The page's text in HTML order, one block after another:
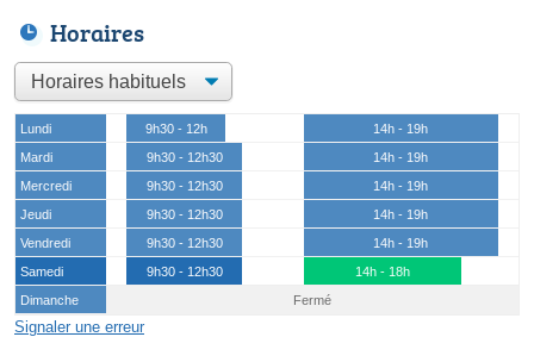
Horaires
Lundi 9h30 - 12h
14h - 19h
Mardi
9h30 - 12h30
14h - 19h
Mercredi
9h30 - 12h30
14h - 19h
Jeudi
9h30 - 12h30
14h - 19h
Vendredi
9h30 - 12h30
14h - 19h
Samedi
9h30 - 12h30
14h - 18h
Dimanche
Fermé
Signaler une erreur